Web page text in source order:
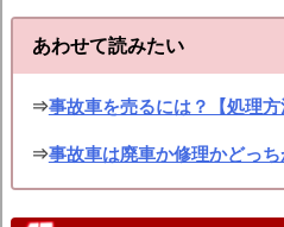
あわせて読みたい
⇒事故車を売るには？【処理方
⇒事故車は廃車か修理かどっ